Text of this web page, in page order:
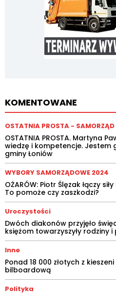
KOMENTOWANE
OSTATNIA PROSTA -
OSTATNIA PROSTA. Martyna
wiedzę i kompetencje.
gminy Łoniów
WYBORY SAMORZĄDOWE 2024
OŻARÓW: Piotr Ślęzak łączy
To pomoże czy zaszkodzi?
Uroczystości
Dwóch diakonów przyjęło
księżom towarzyszyły rodziny
Inne
Ponad 18 000 złotych z
bilboardową
Polityka